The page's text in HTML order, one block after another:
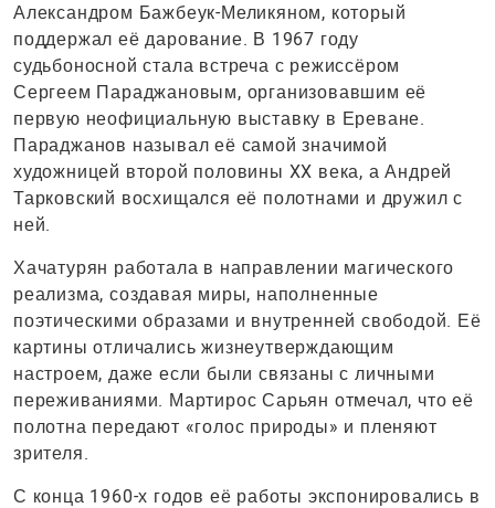
Александром Бажбеук-Меликяном, который
поддержал её дарование. В 1967 году
судьбоносной стала встреча с режиссёром
Сергеем Параджановым, организовавшим её
первую неофициальную выставку в Ереване.
Параджанов называл её самой значимой
художницей второй половины XX века, а Андрей
Тарковский восхищался её полотнами и дружил с
ней.
Хачатурян работала в направлении магического
реализма, создавая миры, наполненные
поэтическими образами и внутренней свободой. Её
картины отличались жизнеутверждающим
настроем, даже если были связаны с личными
переживаниями. Мартирос Сарьян отмечал, что её
полотна передают «голос природы» и пленяют
зрителя.
С конца 1960-х годов её работы экспонировались в